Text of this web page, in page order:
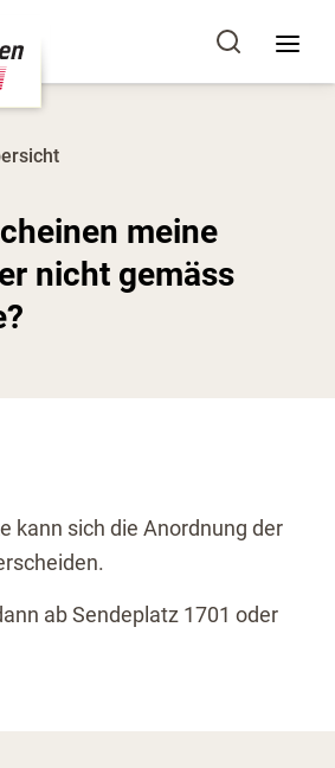
meine
nicht gemäss
kann sich die Anordnung der
ab Sendeplatz 1701 oder